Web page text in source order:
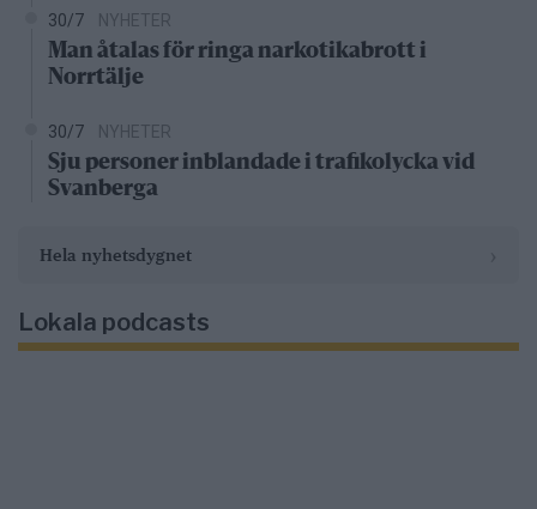
30/7 NYHETER
Man åtalas för ringa narkotikabrott i
Norrtälje
30/7 NYHETER
Sju personer inblandade i trafikolycka vid
Svanberga
Hela nyhetsdygnet
Lokala podcasts